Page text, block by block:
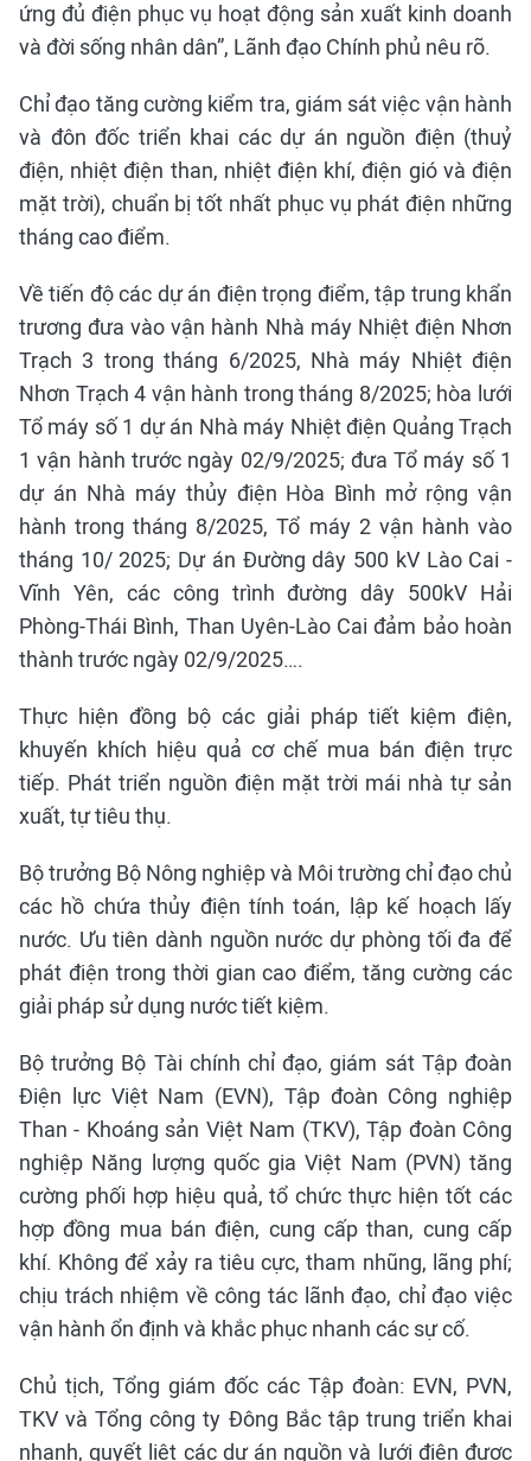
ứng đủ điện phục vụ hoạt động sản xuất kinh doanh
và đời sống nhân dân”, Lãnh đạo Chính phủ nêu rõ.
Chỉ đạo tăng cường kiểm tra, giám sát việc vận hành
và đôn đốc triển khai các dự án nguồn điện (thuỷ
điện, nhiệt điện than, nhiệt điện khí, điện gió và điện
mặt trời), chuẩn bị tốt nhất phục vụ phát điện những
tháng cao điểm.
Về tiến độ các dự án điện trọng điểm, tập trung khẩn
trương đưa vào vận hành Nhà máy Nhiệt điện Nhơn
Trạch 3 trong tháng 6/2025, Nhà máy Nhiệt điện
Nhơn Trạch 4 vận hành trong tháng 8/2025; hòa lưới
Tổ máy số 1 dự án Nhà máy Nhiệt điện Quảng Trạch
1 vận hành trước ngày 02/9/2025; đưa Tổ máy số 1
dự án Nhà máy thủy điện Hòa Bình mở rộng vận
hành trong tháng 8/2025, Tổ máy 2 vận hành vào
tháng 10/ 2025; Dự án Đường dây 500 kV Lào Cai -
Vĩnh Yên, các công trình đường dây 500kV Hải
Phòng-Thái Bình, Than Uyên-Lào Cai đảm bảo hoàn
thành trước ngày 02/9/2025….
Thực hiện đồng bộ các giải pháp tiết kiệm điện,
khuyến khích hiệu quả cơ chế mua bán điện trực
tiếp. Phát triển nguồn điện mặt trời mái nhà tự sản
xuất, tự tiêu thụ.
Bộ trưởng Bộ Nông nghiệp và Môi trường chỉ đạo chủ
các hồ chứa thủy điện tính toán, lập kế hoạch lấy
nước. Ưu tiên dành nguồn nước dự phòng tối đa để
phát điện trong thời gian cao điểm, tăng cường các
giải pháp sử dụng nước tiết kiệm.
Bộ trưởng Bộ Tài chính chỉ đạo, giám sát Tập đoàn
Điện lực Việt Nam (EVN), Tập đoàn Công nghiệp
Than - Khoáng sản Việt Nam (TKV), Tập đoàn Công
nghiệp Năng lượng quốc gia Việt Nam (PVN) tăng
cường phối hợp hiệu quả, tổ chức thực hiện tốt các
hợp đồng mua bán điện, cung cấp than, cung cấp
khí. Không để xảy ra tiêu cực, tham nhũng, lãng phí;
chịu trách nhiệm về công tác lãnh đạo, chỉ đạo việc
vận hành ổn định và khắc phục nhanh các sự cố.
Chủ tịch, Tổng giám đốc các Tập đoàn: EVN, PVN,
TKV và Tổng công ty Đông Bắc tập trung triển khai
nhanh, quyết liệt các dự án nguồn và lưới điện được